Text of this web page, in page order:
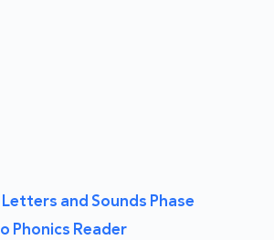
and Sounds Phase
Phonics Reader